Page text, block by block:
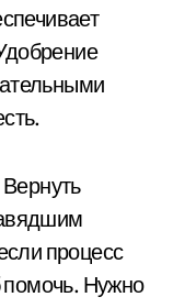
процесс
помочь. Нужно